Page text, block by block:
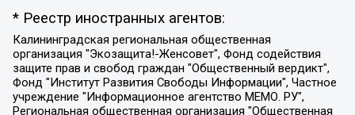
* Реестр иностранных агентов:
Калининградская региональная общественная организация "Экозащита!-Женсовет", Фонд содействия защите прав и свобод граждан "Общественный вердикт", Фонд "Институт Развития Свободы Информации", Частное учреждение "Информационное агентство МЕМО. РУ", Региональная общественная организация "Общественная комиссия по сохранению наследия академика Сахарова", Фонд поддержки свободы прессы, Санкт-Петербургская общественная правозащитная организация "Гражданский контроль", Межрегиональная общественная организация "Информационно-просветительский центр "Мемориал", Региональный Фонд "Центр Защиты Прав Средств Массовой Информации", с 05.12.2023 Фонд "Центр Защиты Прав Средств массовой информации", Региональная общественная благотворительная организация помощи беженцам и мигрантам "Гражданское содействие", Негосударственное образовательное учреждение дополнительного профессионального образования (повышение квалификации) специалистов "АКАДЕМИЯ ПО ПРАВАМ ЧЕЛОВЕКА", Свердловская региональная общественная организация "Сутяжник", Автономная некоммерческая организация "Центр независимых социологических исследований", Союз общественных объединений "Российский исследовательский центр по правам человека", Региональное общественное учреждение научно-информационный центр "МЕМОРИАЛ", Некоммерческая организация "Фонд защиты гласности", Автономная некоммерческая организация "Институт прав человека", Городская общественная организация "Екатеринбургское общество "МЕМОРИАЛ", Городская общественная организация "Рязанское историко-просветительское и правозащитное общество "Мемориал" (Рязанский Мемориал), Челябинский региональный орган общественной самодеятельности – женское общественное объединение "Женщины Евразии", Челябинский региональный орган общественной самодеятельности "Уральская правозащитная группа", Фонд содействия защите здоровья и социальной справедливости имени Андрея Рылькова, Автономная Некоммерческая Организация "Аналитический Центр Юрия Левады", Автономная некоммерческая организация социальной поддержки населения "Проект Апрель", Региональная общественная организация помощи женщинам и детям, находящимся в кризисной ситуации "Информационно-методический центр "Анна", Фонд содействия развитию массовых коммуникаций и правовому просвещению "Так-так-Так", Фонд содействия устойчивому развитию "Серебряная тайга", Свердловский региональный общественный фонд социальных проектов "Новое время", "Idel.Реалии", Кавказ.Реалии, Крым.Реалии, Телеканал Настоящее Время, Татаро-башкирская служба Радио Свобода (Azatliq Radiosi), Радио Свободная Европа/Радио Свобода (PCE/PC), "Сибирь.Реалии", "Фактограф", Благотворительный фонд помощи осужденным и их семьям, Автономная некоммерческая организация "Институт глобализации и социальных движений", Фонд "В защиту прав заключенных", Частное учреждение "Центр поддержки и содействия развитию средств массовой информации", Пензенский региональный общественный благотворительный фонд "Гражданский союз", "Север.Реалии", Некоммерческая организация Фонд "Правовая инициатива", Общество с ограниченной ответственностью "Радио Свободная Европа/Радио Свобода", Чешское информационное агентство "MEDIUM-ORIENT", Красноярская региональная общественная организация "Мы против СПИДа", Камалягин Денис Николаевич, Маркелов Сергей Евгеньевич, Пономарев Лев Александрович, Савицкая Людмила Алексеевна, Автономная некоммерческая организация "Центр по работе с проблемой насилия "НАСИЛИЮ.НЕТ", Межрегиональный профессиональный союз работников здравоохранения "Альянс врачей", Юридическое лицо, зарегистрированное в Латвийской Республике, SIA "Medusa Project" (регистрационный номер 40103797863, дата регистрации 10.06.2014), Некоммерческая организация "Фонд по борьбе с коррупцией", Автономная некоммерческая организация "Институт права и публичной политики", Баданин Роман Сергеевич, Гликин Максим Александрович, Железнова Мария Михайловна, Лукьянова Юлия Сергеевна, Маетная Елизавета Витальевна, Маняхин Петр Борисович, Чуракова Ольга Владимировна, Ярош Юлия Петровна, Юридическое лицо "The Insider SIA", зарегистрированное в Риге, Латвийская Республика (дата регистрации 26.06.2015), являющееся администратором доменного имени интернет-издания "The Insider SIA", https://theins.ru, Постернак Алексей Евгеньевич, Рубин Михаил Аркадьевич, Анин Роман Александрович, Юридическое лицо Istories fonds, зарегистрированное в Латвийской Республике (регистрационный номер 50008295751, дата регистрации 24.02.2020), Великовский Дмитрий Александрович, Долинина Ирина Николаевна, Мароховская Алеся Алексеевна, Шлейнов Роман Юрьевич, Шмагун Олеся Валентиновна, Общество с ограниченной ответственностью "Альтаир 2021", Общество с ограниченной ответственностью "Вега 2021", Общество с ограниченной ответственностью "Главный редактор 2021", Общество с ограниченной ответственностью "Ромашки монолит", Важенков Артем Валерьевич, Ивановская областная общественная организация "Центр гендерных исследований", Гурман Юрий Альбертович, Медиапроект "ОВД-Инфо", Егоров Владимир Владимирович, Жилинский Владимир Александрович, Общество с ограниченной ответственностью "ЗП", Иванова София Юрьевна, Карезина Инна Павловна, Кильтау Екатерина Викторовна, Петров Алексей Викторович, Пискунов Сергей Евгеньевич, Смирнов Сергей Сергеевич, Тихонов Михаил Сергеевич, Общество с ограниченной ответственностью "ЖУРНАЛИСТ-ИНОСТРАННЫЙ АГЕНТ", Арапова Галина Юрьевна, Вольтская Татьяна Анатольевна, Американская компания "Mason G.E.S. Anonymous Foundation" (США), являющаяся владельцем интернет-издания https://mnews.world/, Компания "Stichting Bellingcat", зарегистрированная в Нидерландах (дата регистрации 11.07.2018), Захаров Андрей Вячеславович, Клепиковская Екатерина Дмитриевна, Общество с ограниченной ответственностью "МЕМО", Перл Роман Александрович, Симонов Евгений Алексеевич, Соловьева Елена Анатольевна, Сотников Даниил Владимирович, Сурначева Елизавета Дмитриевна, Автономная некоммерческая организация по защите прав человека и информированию населения "Якутия – Наше Мнение", Общество с ограниченной ответственностью "Москоу диджитал медиа", с 26.01.2023 Общество с ограниченной ответственностью "Чайка Белые сады", Ветошкина Валерия Валерьевна, Заговора Максим Александрович, Межрегиональное общественное движение "Российская ЛГБТ - сеть", Оленичев Максим Владимирович, Павлов Иван Юрьевич, Скворцова Елена Сергеевна, Общество с ограниченной ответственностью "Как бы инагент", Кочетков Игорь Викторович, Общество с ограниченной ответственностью "Честные выборы", Еланчик Олег Александрович, Общество с ограниченной ответственностью "Нобелевский призыв", Гималова Регина Эмилевна, Григорьев Андрей Валерьевич, Григорьева Алина Александровна, Ассоциация по содействию защите прав призывников, альтернативнослужащих и военнослужащих "Правозащитная группа "Гражданин.Армия.Право", Хисамова Регина Фаритовна, Автономная некоммерческая организация по реализации социально-правовых программ "Лилит", Дальневосточное общественное движение "Маяк", Санкт-Петербургская ЛГБТ-инициативная группа "Выход", Инициативная группа ЛГБТ+ "Реверс", Алексеев Андрей Викторович, Бекбулатова Таисия Львовна, Беляев Иван Михайлович, Владыкина Елена Сергеевна, Гельман Марат Александрович, Никульшина Вероника Юрьевна, Толоконникова Надежда Андреевна, Шендерович Виктор Анатольевич, Общество с ограниченной ответственностью "Данное сообщение", Общество с ограниченной ответственностью Издательский дом "Новая глава", Айнбиндер Александра Александровна, Московский комьюнити-центр для ЛГБТ+инициатив, Благотворительный фонд развития филантропии, Deutsche Welle (Германия, Kurt-Schumacher-Strasse 3, 53113 Bonn), Борзунова Мария Михайловна, Воробьев Виктор Викторович, Голубева Анна Львовна, Константинова Алла Михайловна, Малкова Ирина Владимировна, Мурадов Мурад Абдулгалимович, Осетинская Елизавета Николаевна, Понасенков Евгений Николаевич, Ганапольский Матвей Юрьевич, Киселев Евгений Алексеевич, Борухович Ирина Григорьевна, Дремин Иван Тимофеевич, Дубровский Дмитрий Викторович, Красноярская региональная общественная организация поддержки и развития альтернативных образовательных технологий и межкультурных коммуникаций "ИНТЕРРА", Маяковская Екатерина Алексеевна, Фейгин Марк Захарович, Филимонов Андрей Викторович, Дзугкоева Регина Николаевна, Доброхотов Роман Александрович, Дудь Юрий Александрович, Елкин Сергей Владимирович, Кругликов Кирилл Игоревич, Сабунаева Мария Леонидовна, Семенов Алексей Владимирович, Шаинян Карен Багратович, Шульман Екатерина Михайловна, Асафьев Артур Валерьевич, Вахштайн Виктор Семенович, Венедиктов Алексей Алексеевич, Лушникова Екатерина Евгеньевна, Волков Леонид Михайлович, Невзоров Александр Глебович, Пархоменко Сергей Борисович, Сироткин Ярослав Николаевич, Кара-Мурза Владимир Владимирович, Баранова Наталья Владимировна, Гозман Леонид Яковлевич, Кагарлицкий Борис Юльевич, Климарев Михаил Валерьевич, Милов Владимир Станиславович, Автономная некоммерческая организация Краснодарский центр современного искусства "Типография", Моргенштерн Алишер Тагирович, Соболь Любовь Эдуардовна, Общество с ограниченной ответственностью "ЛИЗА НОРМ", Каспаров Гарри Кимович, Ходорковский Михаил Борисович, Общество с ограниченной ответственностью "Апрельские тезисы", Данилович Ирина Брониславовна, Кашин Олег Владимирович, Петров Николай Владимирович, Пивоваров Алексей Владимирович, Соколов Михаил Владимирович, Цветкова Юлия Владимировна, Чичваркин Евгений Александрович, Комитет против пыток/Команда против пыток, Общество с ограниченной ответственностью "Первый научный", Общество с ограниченной ответственностью "Вертолет и ко", Белоцерковская Вероника Борисовна, Кац Максим Евгеньевич, Лазарева Татьяна Юрьевна, Шаведдинов Руслан Табризович, Яшин Илья Валерьевич, Общество с ограниченной ответственностью "Иноагент ААВ", Алешковский Дмитрий Петрович, Альбац Евгения Марковна, Быков Дмитрий Львович, Галямина Юлия Евгеньевна, Лойко Сергей Леонидович, Мартынов Кирилл Константинович, Медведев Сергей Александрович, Крашенинников Федор Геннадиевич, Гордеева Катерина Вл